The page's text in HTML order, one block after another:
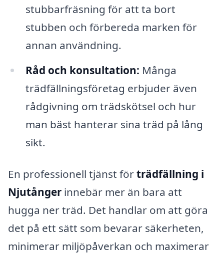
stubbarfräsning för att ta bort
stubben och förbereda marken för
annan användning.
Råd och konsultation: Många
trädfällningsföretag erbjuder även
rådgivning om trädskötsel och hur
man bäst hanterar sina träd på lång
sikt.
En professionell tjänst förträdfällning i
Njutånger innebär mer än bara att
hugga ner träd. Det handlar om att göra
det på ett sätt som bevarar säkerheten,
minimerar miljöpåverkan och maximerar